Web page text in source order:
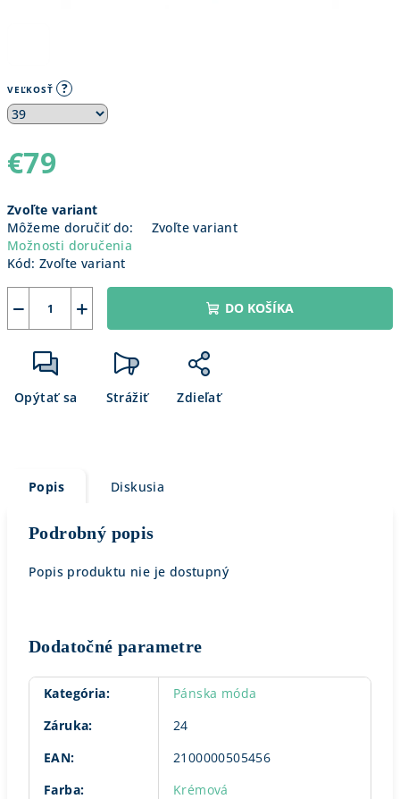
VEĽKOSŤ ?
€79
cena:
Zvoľte variant
Môžeme doručiť do:
Zvoľte variant
Možnosti doručenia
Kód: Zvoľte variant
+
− DO KOŠÍKA
Opýtať sa Strážiť Zdieľať
Popis Diskusia
Podrobný popis
Popis produktu nie je dostupný
Dodatočné parametre
Kategória:
Pánska móda
Záruka:
24
EAN:
2100000505456
Farba:
Krémová